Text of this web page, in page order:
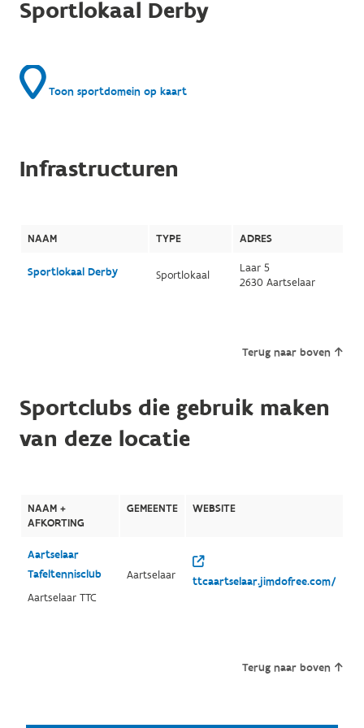
Sportlokaal Derby
Toon sportdomein op kaart
Infrastructuren
NAAM TYPE ADRES
Sportlokaal Derby Sportlokaal
Laar 5
2630 Aartselaar
Terug naar boven
Sportclubs die gebruik maken
van deze locatie
NAAM +
AFKORTING
GEMEENTE WEBSITE
Aartselaar
Tafeltennisclub
Aartselaar TTC
Aartselaar ttcaartselaar.jimdofree.com/
Terug naar boven